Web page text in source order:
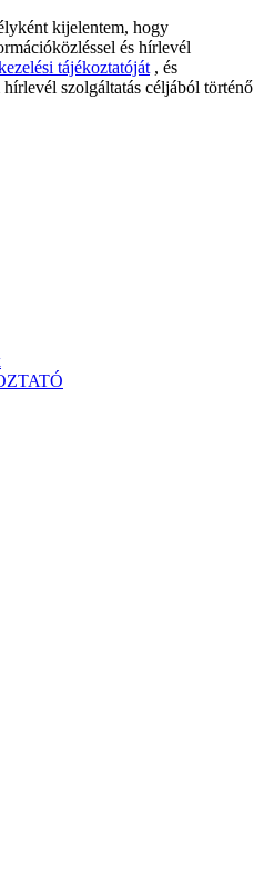
kijelentem, hogy
és hírlevél
tájékoztatóját , és
szolgáltatás céljából történő